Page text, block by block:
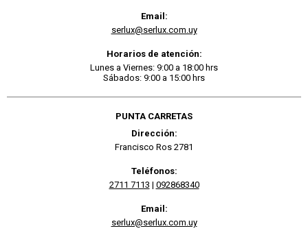
Email:
serlux@serlux.com.uy
Horarios de atención:
Lunes a Viernes: 9:00 a 18:00 hrs
Sábados: 9:00 a 15:00 hrs
PUNTA CARRETAS
Dirección:
Francisco Ros 2781
Teléfonos:
2711 7113 | 092868340
Email:
serlux@serlux.com.uy